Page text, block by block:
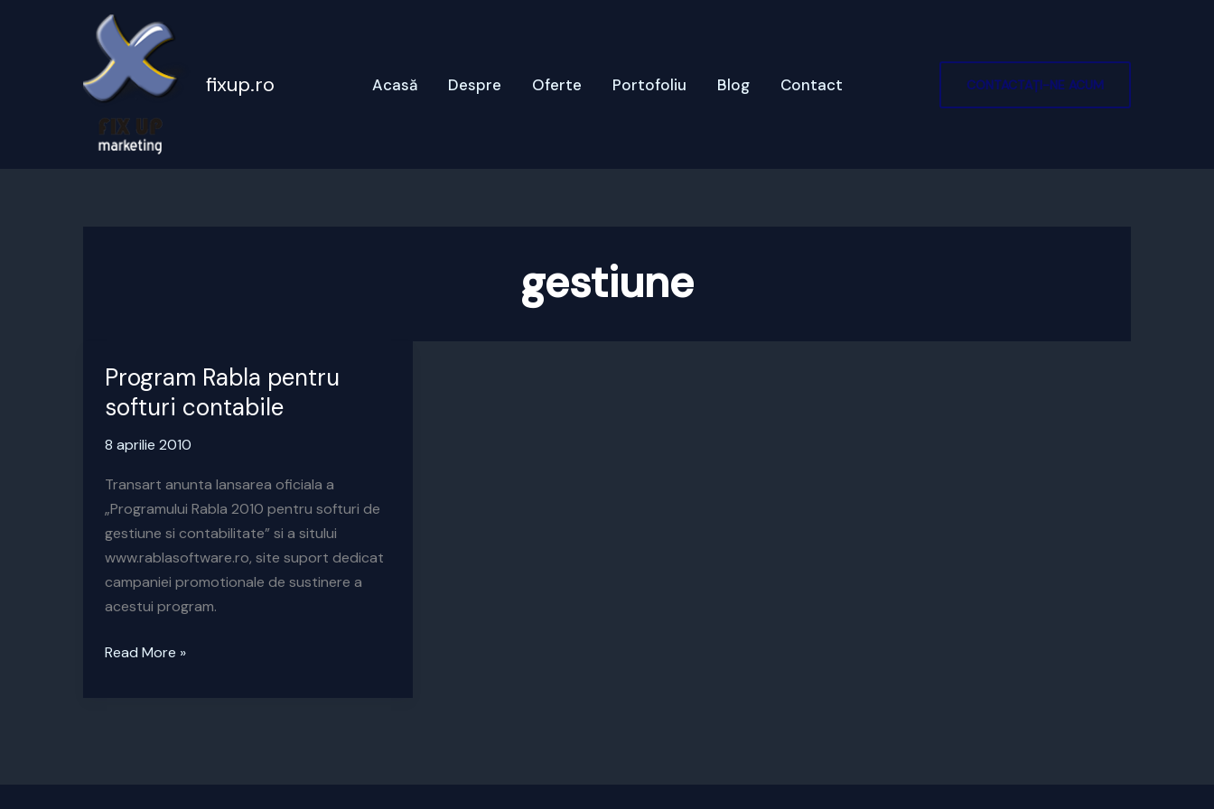
fixup.ro Acasă Despre Oferte Portofoliu Blog Contact CONTACTAȚI-NE ACUM
gestiune
Program Rabla pentru
softuri contabile
8 aprilie 2010
Transart anunta lansarea oficiala a
„Programului Rabla 2010 pentru softuri de
gestiune si contabilitate” si a sitului
www.rablasoftware.ro, site suport dedicat
campaniei promotionale de sustinere a
acestui program.
Program
Read More »